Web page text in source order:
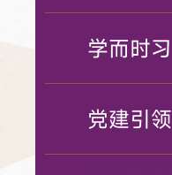
学而时习
党建引领